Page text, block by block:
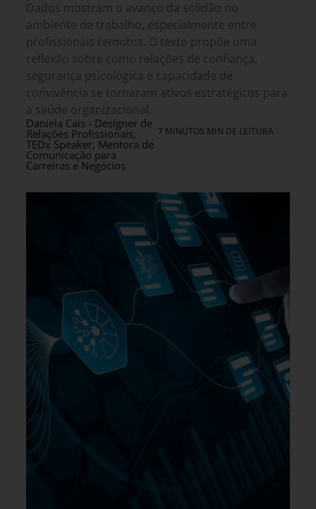
Dados mostram o avanço da solidão no
ambiente de trabalho, especialmente entre
profissionais remotos. O texto propõe uma
reflexão sobre como relações de confiança,
segurança psicológica e capacidade de
convivência se tornaram ativos estratégicos para
a saúde organizacional.
Daniela Cais - Designer de
Relações Profissionais,
TEDx Speaker, Mentora de
Comunicação para
Carreiras e Negócios
7 MINUTOS MIN DE LEITURA